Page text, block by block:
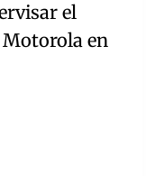
el
Motorola en